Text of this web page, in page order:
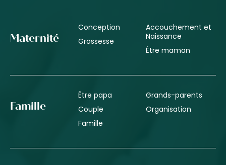
Maternité
Conception
Grossesse
Accouchement et
Naissance
Être maman
Famille
Être papa
Couple
Famille
Grands-parents
Organisation